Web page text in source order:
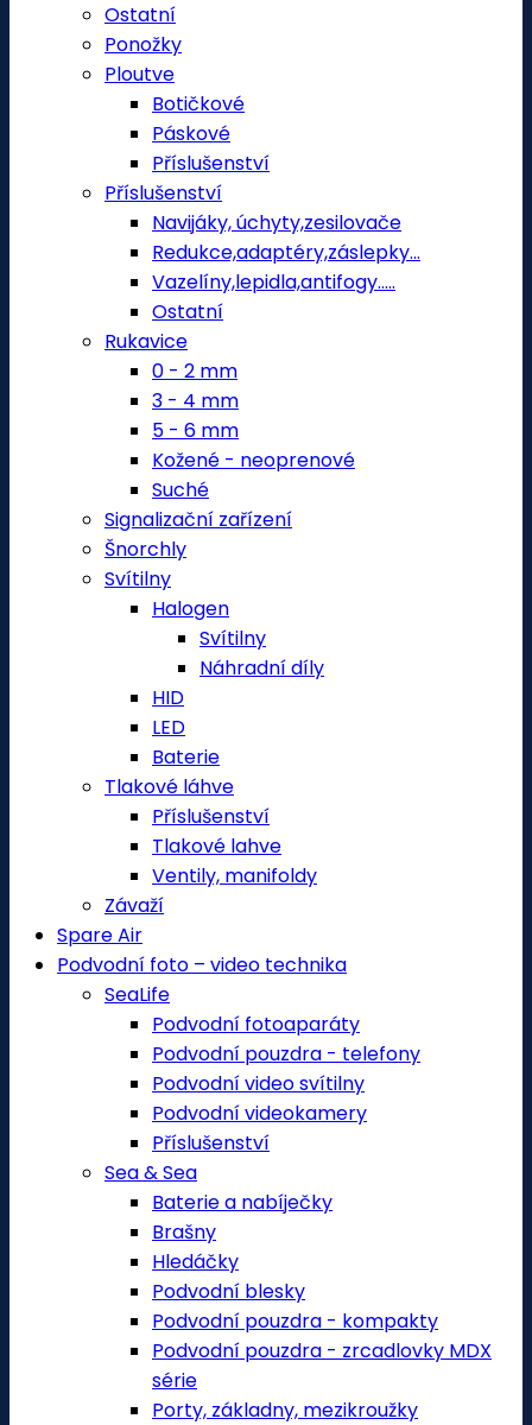
Ostatní
Ponožky
Ploutve
Botičkové
Páskové
Příslušenství
Příslušenství
Navijáky, úchyty,zesilovače
Redukce,adaptéry,záslepky...
Vazelíny,lepidla,antifogy.....
Ostatní
Rukavice
0 - 2 mm
3 - 4 mm
5 - 6 mm
Kožené - neoprenové
Suché
Signalizační zařízení
Šnorchly
Svítilny
Halogen
Svítilny
Náhradní díly
HID
LED
Baterie
Tlakové láhve
Příslušenství
Tlakové lahve
Ventily, manifoldy
Závaží
Spare Air
Podvodní foto – video technika
SeaLife
Podvodní fotoaparáty
Podvodní pouzdra - telefony
Podvodní video svítilny
Podvodní videokamery
Příslušenství
Sea & Sea
Baterie a nabíječky
Brašny
Hledáčky
Podvodní blesky
Podvodní pouzdra - kompakty
Podvodní pouzdra - zrcadlovky MDX
série
Porty, základny, mezikroužky